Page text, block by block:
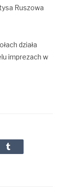
Ruszowa
działa
imprezach w
Tumblr